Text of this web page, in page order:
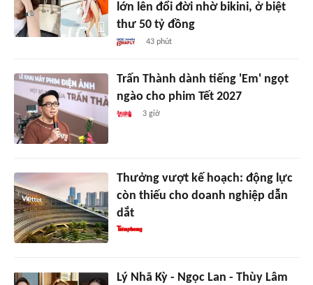
lớn lên đổi đời nhờ bikini, ở biệt
thư 50 tỷ đồng
43 phút
Trấn Thành dành tiếng 'Em' ngọt
ngào cho phim Tết 2027
3 giờ
Thưởng vượt kế hoạch: động lực
còn thiếu cho doanh nghiệp dẫn
dắt
Lý Nhã Kỳ - Ngọc Lan - Thùy Lâm